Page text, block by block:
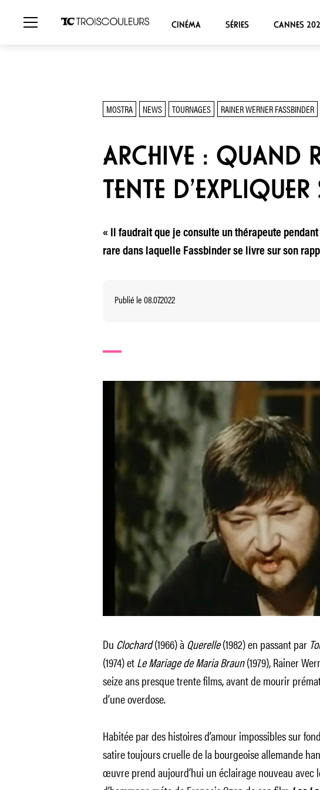
CINÉMA SÉRIES CANNES
MOSTRA NEWS TOURNAGES RAINER WERNER FASSBINDER
ARCHIVE : QUAND
TENTE
« Il faudrait que je consulte un thérapeute
rare dans laquelle Fassbinder se livre sur son
Publié le 08.07.2022
Du Clochard(1966) à Querelle(1982) en passant par
(1974) etLe Mariage de Maria Braun(1979), Rainer
seize ans presque trente films, avant de mourir
d’une overdose.
Habitée par des histoires d’amour impossibles sur
satire toujours cruelle de la bourgeoise allemande
œuvre prend aujourd’hui un éclairage nouveau avec